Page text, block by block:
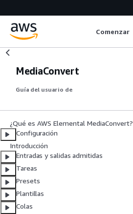
Comenzar
MediaConvert
Guía del usuario de
¿Qué es AWS Elemental MediaConvert?
Configuración
Introducción
Entradas y salidas admitidas
Tareas
Presets
Plantillas
Colas